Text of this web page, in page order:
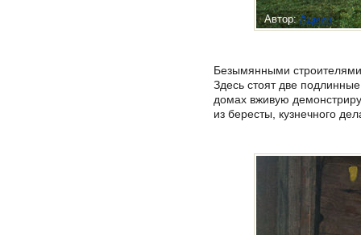
Автор:Админ
Безымянными
Здесь стоят две
домах вживую
из бересты, кузнечного